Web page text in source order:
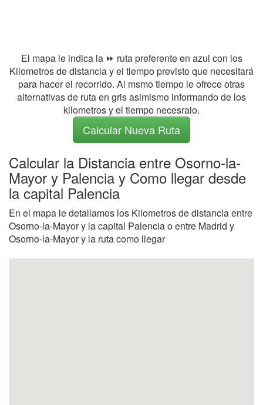
El mapa le indica la ⏩ ruta preferente en azul con los
Kilometros de distancia y el tiempo previsto que necesitará
para hacer el recorrido. Al msmo tiempo le ofrece otras
alternativas de ruta en gris asimismo informando de los
kilometros y el tiempo necesraio.
Calcular Nueva Ruta
Calcular la Distancia entre Osorno-la-
Mayor y Palencia y Como llegar desde
la capital Palencia
En el mapa le detallamos los Kilometros de distancia entre
Osorno-la-Mayor y la capital Palencia o entre Madrid y
Osorno-la-Mayor y la ruta como llegar